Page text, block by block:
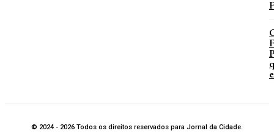
© 2024 - 2026 Todos os direitos reservados para Jornal da Cidade.